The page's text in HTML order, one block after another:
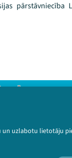
uzlabotu lietotāju
pārstāvniecība
politika